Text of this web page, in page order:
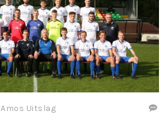
Amos Uitslag